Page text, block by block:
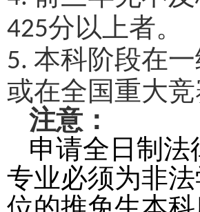
425分以上者。
5. 本科阶段在
或在全国重大
注意：
申请全日制
专业必须为非